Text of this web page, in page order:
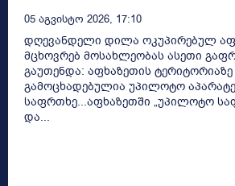
05 Აგვისტო 2026, 17:10
დღევანდელი დილა ოკუპირებულ
მცხოვრებ მოსახლეობას ასეთი
გაუთენდა: აფხაზეთის ტერიტორიაზე
გამოცხადებულია უპილოტო
საფრთხე...აფხაზეთში „უპილოტო
და...